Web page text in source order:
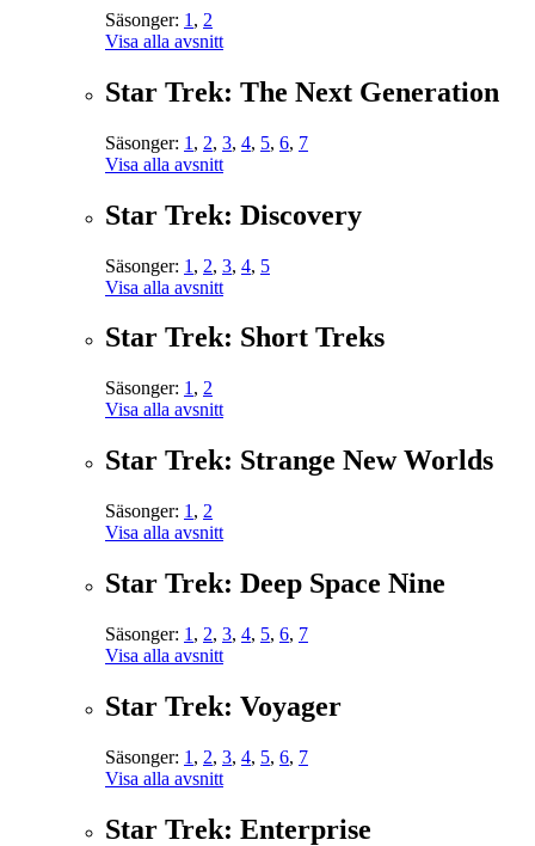
Säsonger: 1 , 2
Visa alla avsnitt
Star Trek: The Next Generation
Säsonger: 1 , 2, 3, 4, 5, 6, 7
Visa alla avsnitt
Star Trek: Discovery
Säsonger: 1 , 2, 3, 4, 5
Visa alla avsnitt
Star Trek: Short Treks
Säsonger: 1 , 2
Visa alla avsnitt
Star Trek: Strange New Worlds
Säsonger: 1 , 2
Visa alla avsnitt
Star Trek: Deep Space Nine
Säsonger: 1 , 2, 3, 4, 5, 6, 7
Visa alla avsnitt
Star Trek: Voyager
Säsonger: 1 , 2, 3, 4, 5, 6, 7
Visa alla avsnitt
Star Trek: Enterprise